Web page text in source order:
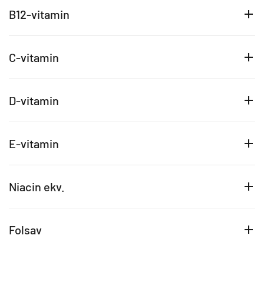
B12-vitamin
C-vitamin
D-vitamin
E-vitamin
Niacin ekv.
Folsav